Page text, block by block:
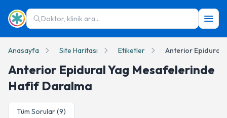
Doktor, klinik ara...
Anasayfa Site Haritası Etiketler
Anterior Epidural Yag Mesafelerinde
Hafif Daralma
Tüm Sorular (9)